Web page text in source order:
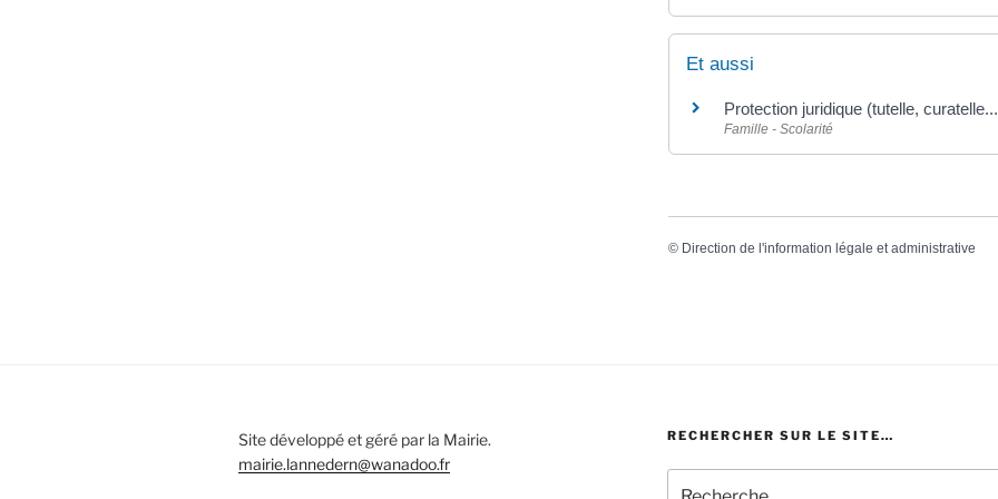
Et aussi
Protection juridique (tutelle,
Famille - Scolarité
© Direction de l'information légale et administrative
Site développé et géré par la Mairie.
mairie.lannedern@wanadoo.fr
RECHERCHER SUR LE SITE…